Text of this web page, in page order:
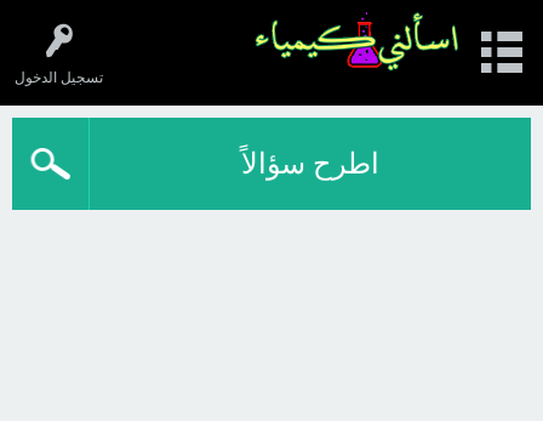
تسجيل الدخول
اطرح سؤالاً